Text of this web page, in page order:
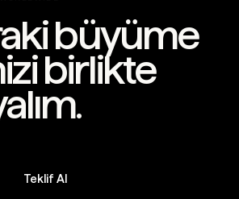
büyüme
birlikte
Teklif Al